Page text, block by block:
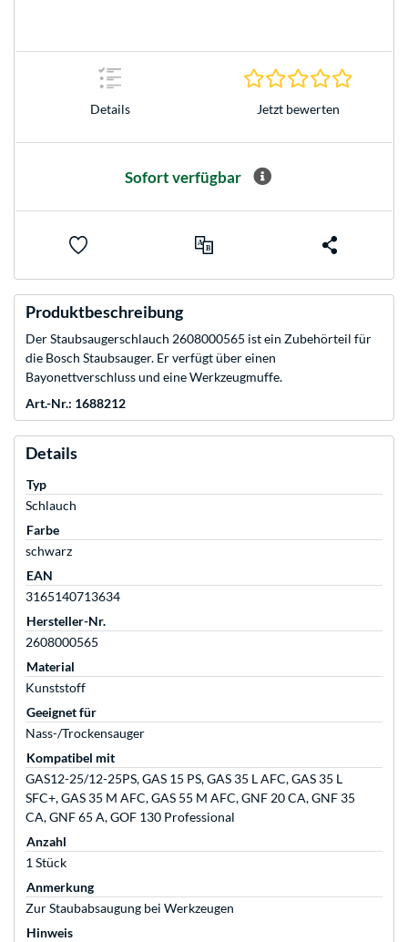
Details Jetzt bewerten
Sofort verfügbar
Produktbeschreibung
Der Staubsaugerschlauch 2608000565 ist ein Zubehörteil für
die Bosch Staubsauger. Er verfügt über einen
Bayonettverschluss und eine Werkzeugmuffe.
Art.-Nr.: 1688212
Details
Typ
Schlauch
Farbe
schwarz
EAN
3165140713634
Hersteller-Nr.
2608000565
Material
Kunststoff
Geeignet für
Nass-/Trockensauger
Kompatibel mit
GAS12-25/12-25PS, GAS 15 PS, GAS 35 L AFC, GAS 35 L
SFC+, GAS 35 M AFC, GAS 55 M AFC, GNF 20 CA, GNF 35
CA, GNF 65 A, GOF 130 Professional
Anzahl
1 Stück
Anmerkung
Zur Staubabsaugung bei Werkzeugen
Hinweis